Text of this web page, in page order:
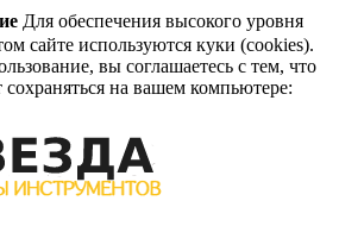
Для обеспечения высокого уровня
сайте используются куки (cookies).
вы соглашаетесь с тем, что
сохраняться на вашем компьютере: